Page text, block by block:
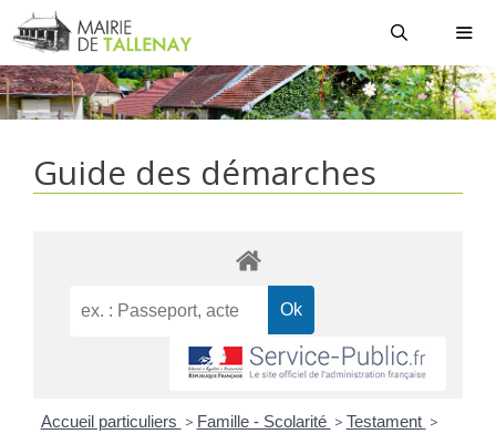
Aller
au
contenu
Guide des démarches
Accueil particuliers > Famille - Scolarité > Testament >